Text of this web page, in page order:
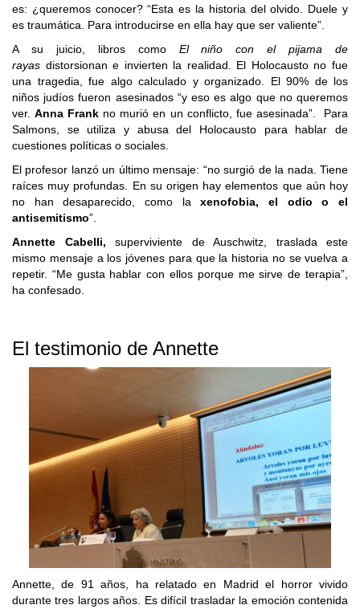
es: ¿queremos conocer? “Esta es la historia del olvido. Duele y
es traumática. Para introducirse en ella hay que ser valiente”.
A su juicio, libros como El niño con el pijama de
rayas distorsionan e invierten la realidad. El Holocausto no fue
una tragedia, fue algo calculado y organizado. El 90% de los
niños judíos fueron asesinados “y eso es algo que no queremos
ver.Anna Frank no murió en un conflicto, fue asesinada”. Para
Salmons, se utiliza y abusa del Holocausto para hablar de
cuestiones políticas o sociales.
El profesor lanzó un último mensaje: “no surgió de la nada. Tiene
raíces muy profundas. En su origen hay elementos que aún hoy
no han desaparecido, como laxenofobia, el odio o el
antisemitismo”.
Annette Cabelli, superviviente de Auschwitz, traslada este
mismo mensaje a los jóvenes para que la historia no se vuelva a
repetir. “Me gusta hablar con ellos porque me sirve de terapia”,
ha confesado.
El testimonio de Annette
Annette, de 91 años, ha relatado en Madrid el horror vivido
durante tres largos años. Es difícil trasladar la emoción contenida